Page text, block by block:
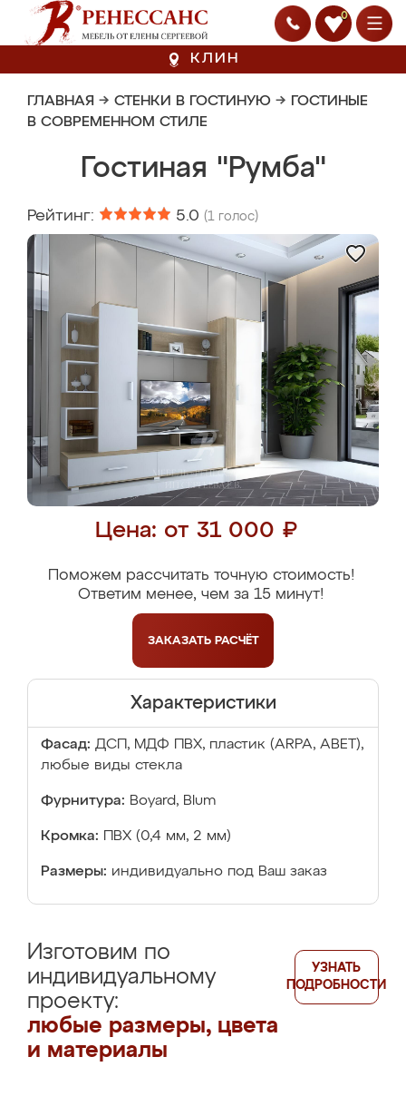
0
КЛИН
ГЛАВНАЯ → СТЕНКИ В ГОСТИНУЮ → ГОСТИНЫЕ
В СОВРЕМЕННОМ СТИЛЕ
Гостиная "Румба"
Рейтинг: 5.0 (1 голос)
Цена: от 31 000 ₽
Поможем рассчитать точную стоимость!
Ответим менее, чем за 15 минут!
ЗАКАЗАТЬ РАСЧЁТ
Характеристики
Фасад: ДСП, МДФ ПВХ, пластик (ARPA, ABET),
любые виды стекла
Фурнитура: Boyard, Blum
Кромка: ПВХ (0,4 мм, 2 мм)
Размеры: индивидуально под Ваш заказ
Изготовим по
индивидуальному
проекту:
любые размеры, цвета
и материалы
УЗНАТЬ
ПОДРОБНОСТИ